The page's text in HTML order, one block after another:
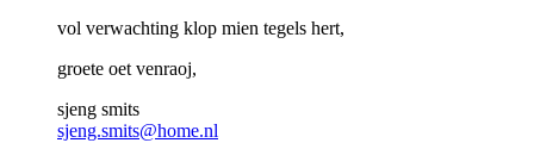
vol verwachting klop mien tegels hert,
groete oet venraoj,
sjeng smits
sjeng.smits@home.nl